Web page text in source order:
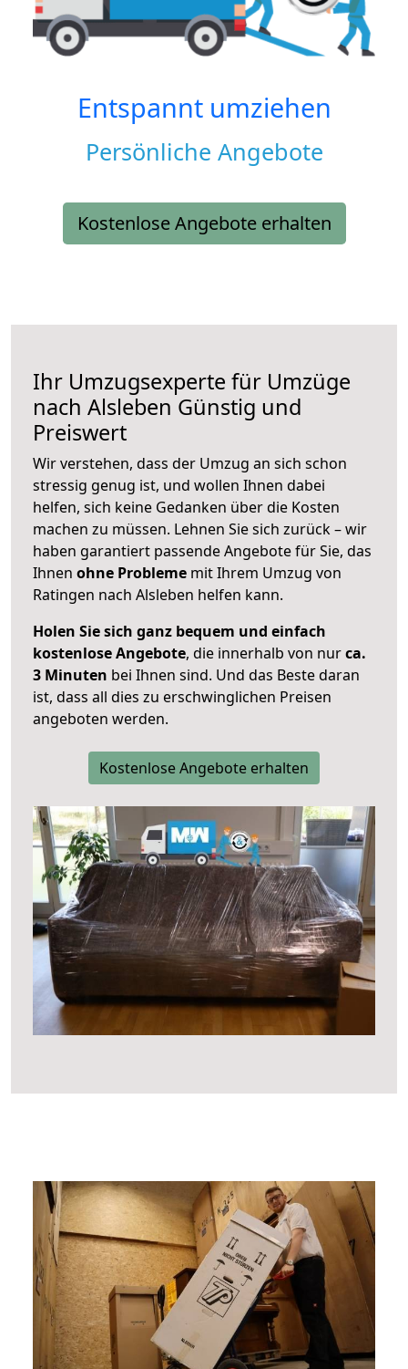
Entspannt umziehen
Persönliche Angebote
Kostenlose Angebote erhalten
Ihr Umzugsexperte für Umzüge
nach Alsleben Günstig und
Preiswert
Wir verstehen, dass der Umzug an sich schon
stressig genug ist, und wollen Ihnen dabei
helfen, sich keine Gedanken über die Kosten
machen zu müssen. Lehnen Sie sich zurück – wir
haben garantiert passende Angebote für Sie, das
Ihnen ohne Probleme mit Ihrem Umzug von
Ratingen nach Alsleben helfen kann.
Holen Sie sich ganz bequem und einfach
kostenlose Angebote, die innerhalb von nurca.
3 Minuten bei Ihnen sind. Und das Beste daran
ist, dass all dies zu erschwinglichen Preisen
angeboten werden.
Kostenlose Angebote erhalten